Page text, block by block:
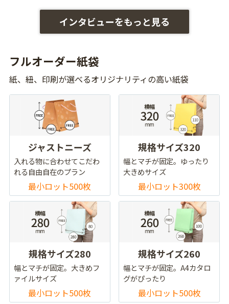
インタビューをもっと見る
フルオーダー紙袋
紙、紐、印刷が選べるオリジナリティの高い紙袋
ジャストニーズ
入れる物に合わせてこだわ
れる自由自在のプラン
最小ロット500枚
規格サイズ320
幅とマチが固定。ゆったり
大きめサイズ
最小ロット300枚
規格サイズ280
幅とマチが固定。大きめフ
ァイルサイズ
最小ロット500枚
規格サイズ260
幅とマチが固定。A4カタロ
グがぴったり
最小ロット500枚